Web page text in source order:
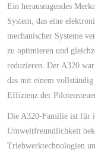
Ein herausragendes
System, das eine
mechanischer Systeme
zu optimieren und
reduzieren. Der A320
das mit einem
Effizienz der
Die A320-Familie ist für
Umweltfreundlichkeit
Triebwerktechnologien